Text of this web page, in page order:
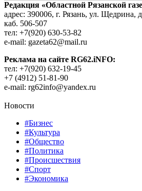
Редакция «Областной Рязанской
адрес: 390006, г. Рязань, ул.
каб. 506-507
тел: +7(920) 630-53-82
e-mail: gazeta62@mail.ru
Реклама на сайте RG62.iNFO:
тел: +7(920) 632-19-45
+7 (4912) 51-81-90
e-mail: rg62info@yandex.ru
Новости
#Бизнес
#Культура
#Общество
#Политика
#Происшествия
#Спорт
#Экономика